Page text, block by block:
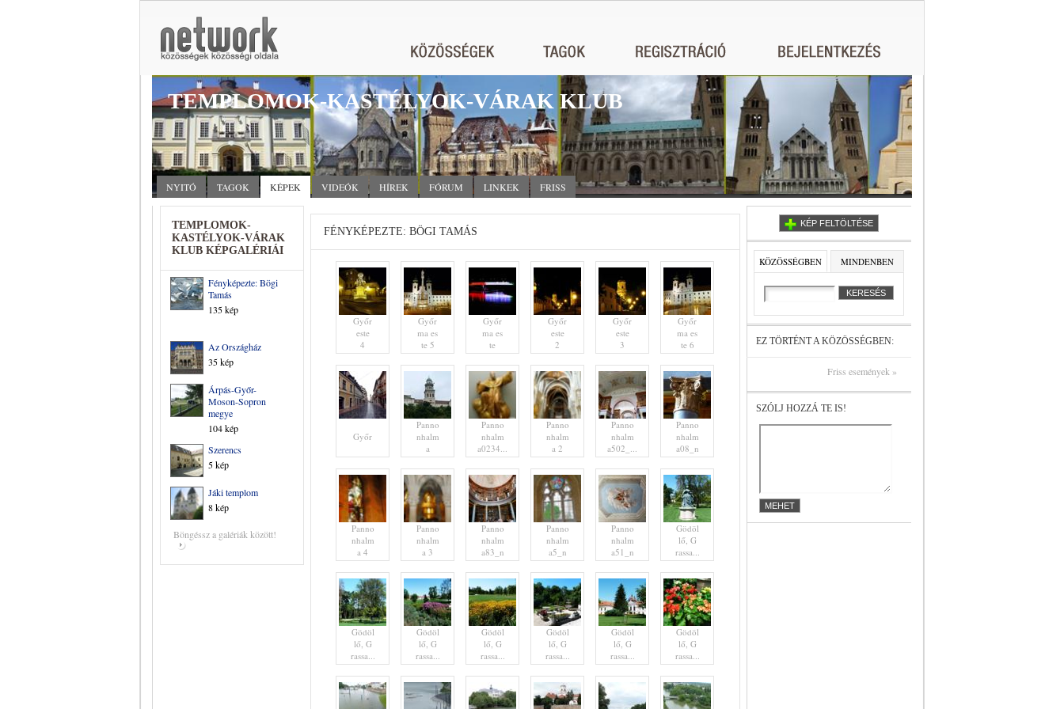
TEMPLOMOK-KASTÉLYOK-VÁRAK KLUB
NYITÓ TAGOK KÉPEK VIDEÓK HÍREK FÓRUM LINKEK FRISS
TEMPLOMOK-
KASTÉLYOK-VÁRAK
KLUB KÉPGALÉRIÁI
Fényképezte: Bögi
Tamás
135 kép
Az Országház
35 kép
Árpás-Győr-
Moson-Sopron
megye
104 kép
Szerencs
5 kép
Jáki templom
8 kép
Böngéssz a galériák között!
FÉNYKÉPEZTE: BÖGI TAMÁS
Győr
este
4
Győr
ma es
te 5
Győr
ma es
te
Győr
este
2
Győr
este
3
Győr
ma es
te 6
Győr
Panno
nhalm
a
Panno
nhalm
a0234...
Panno
nhalm
a 2
Panno
nhalm
a502_...
Panno
nhalm
a08_n
Panno
nhalm
a 4
Panno
nhalm
a 3
Panno
nhalm
a83_n
Panno
nhalm
a5_n
Panno
nhalm
a51_n
Gödöl
lő, G
rassa...
Gödöl
lő, G
rassa...
Gödöl
lő, G
rassa...
Gödöl
lő, G
rassa...
Gödöl
lő, G
rassa...
Gödöl
lő, G
rassa...
Gödöl
lő, G
rassa...
KÉP FELTÖLTÉSE
KÖZÖSSÉGBEN MINDENBEN
EZ TÖRTÉNT A KÖZÖSSÉGBEN:
Friss események »
SZÓLJ HOZZÁ TE IS!